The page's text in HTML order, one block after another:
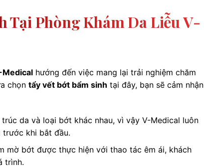
Tại Phòng Khám Da Liễu V-
hướng đến việc mang lại trải nghiệm chăm
chọn tẩy vết bớt bẩm sinh tại đây, bạn sẽ cảm nhận
da và loại bớt khác nhau, vì vậy V-Medical luôn
trước khi bắt đầu.
mờ bớt được thực hiện với thao tác êm ái, khách
trình.